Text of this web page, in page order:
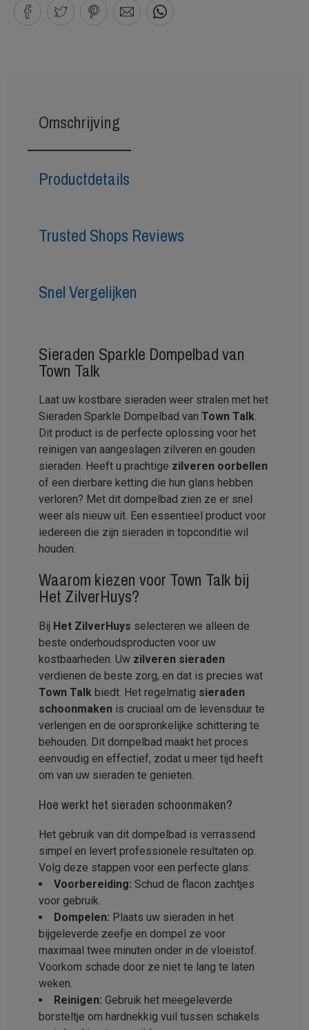
Omschrijving
Productdetails
Trusted Shops Reviews
Snel Vergelijken
Sieraden Sparkle Dompelbad van
Town Talk
Laat uw kostbare sieraden weer stralen met het
Sieraden Sparkle Dompelbad van Town Talk.
Dit product is de perfecte oplossing voor het
reinigen van aangeslagen zilveren en gouden
sieraden. Heeft u prachtige zilveren oorbellen
of een dierbare ketting die hun glans hebben
verloren? Met dit dompelbad zien ze er snel
weer als nieuw uit. Een essentieel product voor
iedereen die zijn sieraden in topconditie wil
houden.
Waarom kiezen voor Town Talkbij
Het ZilverHuys?
Bij Het ZilverHuys selecteren we alleen de
beste onderhoudsproducten voor uw
kostbaarheden. Uw zilveren sieraden
verdienen de beste zorg, en dat is precies wat
Town Talk biedt. Het regelmatig sieraden
schoonmaken is cruciaal om de levensduur te
verlengen en de oorspronkelijke schittering te
behouden. Dit dompelbad maakt het proces
eenvoudig en effectief, zodat u meer tijd heeft
om van uw sieraden te genieten.
Hoe werkt het sieraden schoonmaken?
Het gebruik van dit dompelbad is verrassend
simpel en levert professionele resultaten op.
Volg deze stappen voor een perfecte glans:
Voorbereiding: Schud de flacon zachtjes
voor gebruik.
Dompelen: Plaats uw sieraden in het
bijgeleverde zeefje en dompel ze voor
maximaal twee minuten onder in de vloeistof.
Voorkom schade door ze niet te lang te laten
weken.
Reinigen: Gebruik het meegeleverde
borsteltje om hardnekkig vuil tussen schakels